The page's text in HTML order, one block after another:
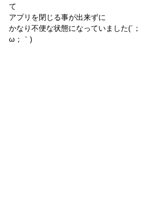
て
アプリを閉じる事が出来ずに
かなり不便な状態になっていました(´；
ω；｀)